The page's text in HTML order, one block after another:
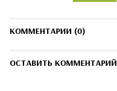
КОММЕНТАРИИ (0)
ОСТАВИТЬ КОММЕНТАРИЙ